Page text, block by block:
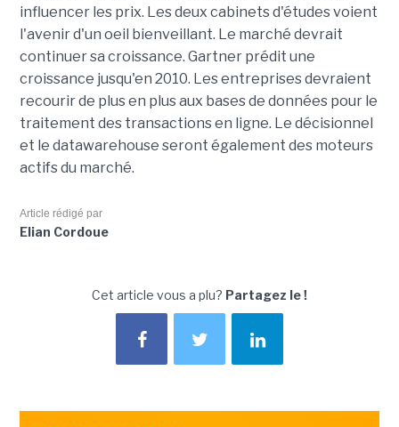
influencer les prix. Les deux cabinets d'études voient
l'avenir d'un oeil bienveillant. Le marché devrait
continuer sa croissance. Gartner prédit une
croissance jusqu'en 2010. Les entreprises devraient
recourir de plus en plus aux bases de données pour le
traitement des transactions en ligne. Le décisionnel
et le datawarehouse seront également des moteurs
actifs du marché.
Article rédigé par
Elian Cordoue
Cet article vous a plu? Partagez le !